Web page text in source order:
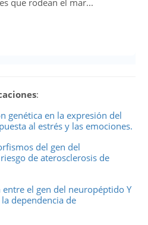
que rodean el mar...
:
genética en la expresión del
al estrés y las emociones.
del gen del
de aterosclerosis de
entre el gen del neuropéptido Y
dependencia de